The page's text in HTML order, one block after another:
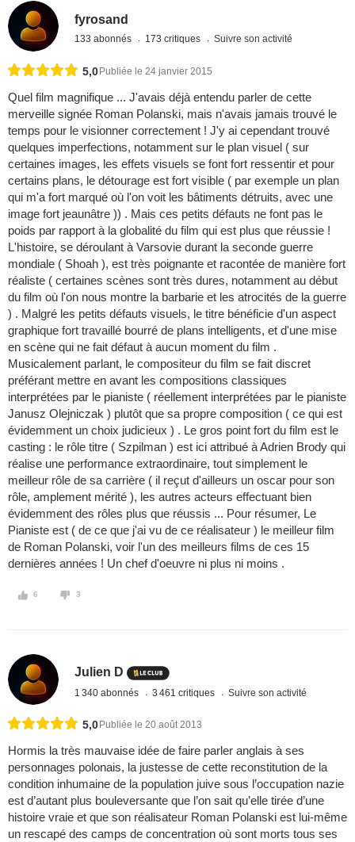
fyrosand
133 abonnés 173 critiques Suivre son activité
5,0 Publiée le 24 janvier 2015
Quel film magnifique ... J'avais déjà entendu parler de cette
merveille signée Roman Polanski, mais n'avais jamais trouvé le
temps pour le visionner correctement ! J'y ai cependant trouvé
quelques imperfections, notamment sur le plan visuel ( sur
certaines images, les effets visuels se font fort ressentir et pour
certains plans, le détourage est fort visible ( par exemple un plan
qui m'a fort marqué où l'on voit les bâtiments détruits, avec une
image fort jeaunâtre )) . Mais ces petits défauts ne font pas le
poids par rapport à la globalité du film qui est plus que réussie !
L'histoire, se déroulant à Varsovie durant la seconde guerre
mondiale ( Shoah ), est très poignante et racontée de manière fort
réaliste ( certaines scènes sont très dures, notamment au début
du film où l'on nous montre la barbarie et les atrocités de la guerre
) . Malgré les petits défauts visuels, le titre bénéficie d'un aspect
graphique fort travaillé bourré de plans intelligents, et d'une mise
en scène qui ne fait défaut à aucun moment du film .
Musicalement parlant, le compositeur du film se fait discret
préférant mettre en avant les compositions classiques
interprétées par le pianiste ( réellement interprétées par le pianiste
Janusz Olejniczak ) plutôt que sa propre composition ( ce qui est
évidemment un choix judicieux ) . Le gros point fort du film est le
casting : le rôle titre ( Szpilman ) est ici attribué à Adrien Brody qui
réalise une performance extraordinaire, tout simplement le
meilleur rôle de sa carrière ( il reçut d'ailleurs un oscar pour son
rôle, amplement mérité ), les autres acteurs effectuant bien
évidemment des rôles plus que réussis ... Pour résumer, Le
Pianiste est ( de ce que j'ai vu de ce réalisateur ) le meilleur film
de Roman Polanski, voir l'un des meilleurs films de ces 15
dernières années ! Un chef d'oeuvre ni plus ni moins .
6 3
Julien D
1 340 abonnés 3 461 critiques Suivre son activité
5,0 Publiée le 20 août 2013
Hormis la très mauvaise idée de faire parler anglais à ses
personnages polonais, la justesse de cette reconstitution de la
condition inhumaine de la population juive sous l’occupation nazie
est d’autant plus bouleversante que l’on sait qu’elle tirée d’une
histoire vraie et que son réalisateur Roman Polanski est lui-même
un rescapé des camps de concentration où sont morts tous ses